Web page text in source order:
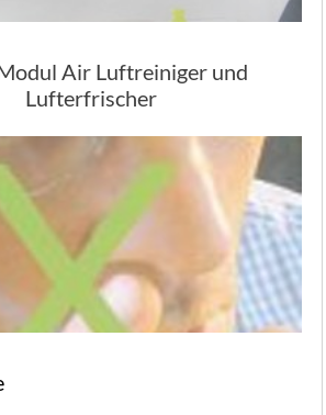
Air Luftreiniger und
Lufterfrischer